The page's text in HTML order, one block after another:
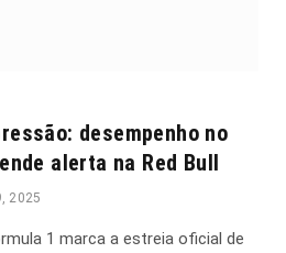
desempenho no
alerta na Red Bull
2025
1 marca a estreia oficial de